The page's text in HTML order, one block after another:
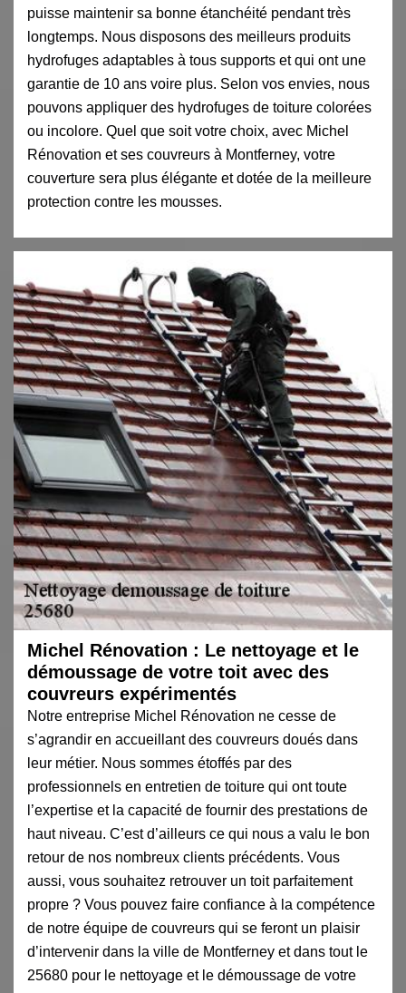
puisse maintenir sa bonne étanchéité pendant très
longtemps. Nous disposons des meilleurs produits
hydrofuges adaptables à tous supports et qui ont une
garantie de 10 ans voire plus. Selon vos envies, nous
pouvons appliquer des hydrofuges de toiture colorées
ou incolore. Quel que soit votre choix, avec Michel
Rénovation et ses couvreurs à Montferney, votre
couverture sera plus élégante et dotée de la meilleure
protection contre les mousses.
Michel Rénovation : Le nettoyage et le
démoussage de votre toit avec des
couvreurs expérimentés
Notre entreprise Michel Rénovation ne cesse de
s’agrandir en accueillant des couvreurs doués dans
leur métier. Nous sommes étoffés par des
professionnels en entretien de toiture qui ont toute
l’expertise et la capacité de fournir des prestations de
haut niveau. C’est d’ailleurs ce qui nous a valu le bon
retour de nos nombreux clients précédents. Vous
aussi, vous souhaitez retrouver un toit parfaitement
propre ? Vous pouvez faire confiance à la compétence
de notre équipe de couvreurs qui se feront un plaisir
d’intervenir dans la ville de Montferney et dans tout le
25680 pour le nettoyage et le démoussage de votre